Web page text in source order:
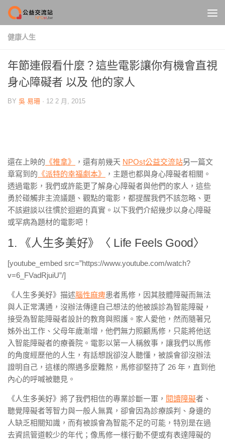
Skip to content
健康人生
年節連假看什麼？這些電影讓你有機會直視
身心障礙者 以及 他的家人
BY 吳 易珊 · 12 2 月, 2015
還在上映的 《推拿》 ，還有前幾天 NPOst公益交流站另一篇文
章寫到的 《派特的幸福劇本》
，主題也都與身心障礙者相關。
透過電影，我們或許能更了解身心障礙者與他們的家人，這些
勇於碰觸非主流議題、觀點的電影，都提醒我們不該忽略、更
不該避談以往慣於迴避的真實。以下我們介紹幾步以身心障礙
或罕病為題材的電影吧！
1. 《人生多美好》〈 Life Feels Good〉
[youtube_embed src=”https://www.youtube.com/watch?
v=6_FVadRjuiU”/]
《人生多美好》描述腦性麻痺患者馬修，因其肢體障礙而無法
與人正常溝通，沒辦法傳達自己想法的他被誤診為智能障礙，
接受為智能障礙者設計的教育與照護。家人愛他，然而隨著兄
姊外出工作、父母年歲漸增，他們無力照顧馬修，只能將他送
入智能障礙者的療養院。電影以第一人稱敘事，讓我們以馬修
的角度經歷他的人生，有話想說卻沒人聽懂，被誤會卻沒辦法
證明自己，這樣的際遇多麼難熬，馬修卻堅持了 26 年，直到他
內心的呼喊被聽見。
《人生多美好》將了我們相信的專業診斷一軍， 閱讀障礙者、
聽覺障礙者等智力與一般人無異，卻會因為診療誤判、身邊的
人缺乏相關知識，而有被誤會為智能不足的可能，特別是在過
去資訊管道較少的年代；像馬修一樣行動不便或有表達障礙的